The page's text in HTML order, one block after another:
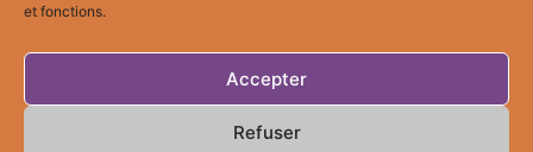
et fonctions.
Accepter
Refuser
Contact
06 60 05 19 55